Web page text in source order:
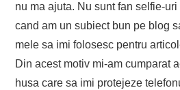
nu ma ajuta. Nu sunt fan selfie-
cand am un subiect bun pe blog
mele sa imi folosesc pentru
Din acest motiv mi-am cumparat
husa care sa imi protejeze